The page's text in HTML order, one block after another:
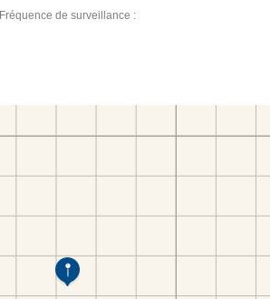
Fréquence de surveillance :